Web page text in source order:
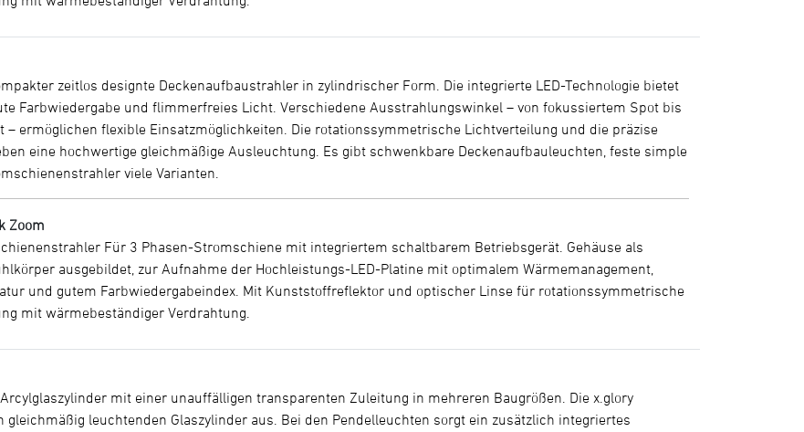
zeitlos designte Deckenaufbaustrahler in zylindrischer Form. Die integrierte LED-Technologie bietet
Farbwiedergabe und flimmerfreies Licht. Verschiedene Ausstrahlungswinkel – von fokussiertem Spot bis
– ermöglichen flexible Einsatzmöglichkeiten. Die rotationssymmetrische Lichtverteilung und die präzise
eine hochwertige gleichmäßige Ausleuchtung. Es gibt schwenkbare Deckenaufbauleuchten, feste simple
viele Varianten.
Zoom
Für 3 Phasen-Stromschiene mit integriertem schaltbarem Betriebsgerät. Gehäuse als
ausgebildet, zur Aufnahme der Hochleistungs-LED-Platine mit optimalem Wärmemanagement,
und gutem Farbwiedergabeindex. Mit Kunststoffreflektor und optischer Linse für rotationssymmetrische
mit wärmebeständiger Verdrahtung.
mit einer unauffälligen transparenten Zuleitung in mehreren Baugrößen. Die x.glory
gleichmäßig leuchtenden Glaszylinder aus. Bei den Pendelleuchten sorgt ein zusätzlich integriertes